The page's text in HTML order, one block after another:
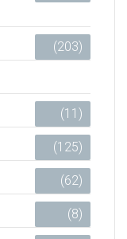
(203)
(11)
(125)
(62)
(8)